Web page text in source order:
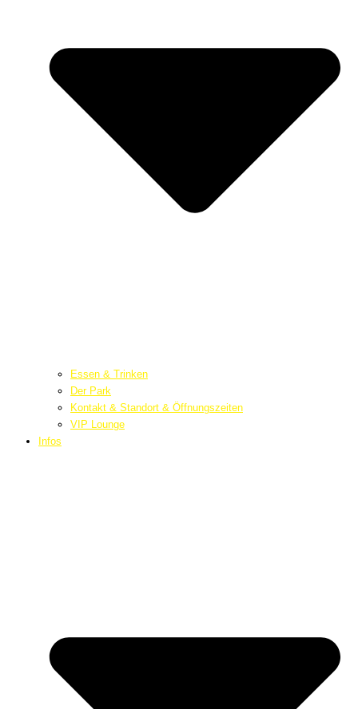
Essen & Trinken
Der Park
Kontakt & Standort & Öffnungszeiten
VIP Lounge
Infos